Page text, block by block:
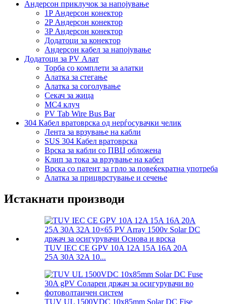
Андерсон приклучок за напојување
1P Андерсон конектор
2P Андерсон конектор
3P Андерсон конектор
Додатоци за конектор
Андерсон кабел за напојување
Додатоци за PV Алат
Торба со комплети за алатки
Алатка за стегање
Алатка за соголување
Секач за жица
MC4 клуч
PV Tab Wire Bus Bar
304 Кабел вратоврска од нерѓосувачки челик
Лента за врзување на кабли
SUS 304 Кабел вратоврска
Врска за кабли со ПВЦ обложена
Клип за тока за врзување на кабел
Врска со патент за грло за повеќекратна употреба
Алатка за прицврстување и сечење
Истакнати производи
TUV IEC CE GPV 10A 12A 15A 16A 20A
25A 30A 32A 10...
TUV UL 1500VDC 10x85mm Solar DC Fise